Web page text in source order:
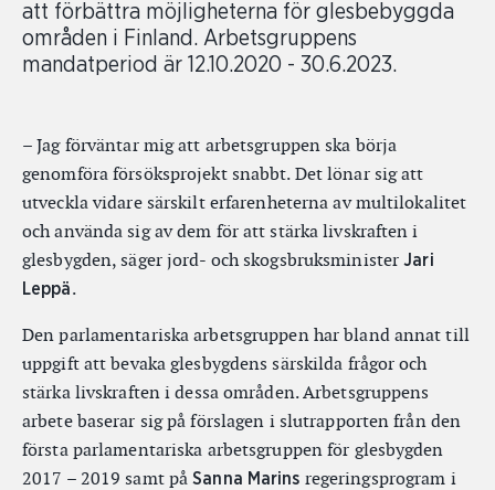
att förbättra möjligheterna för glesbebyggda
områden i Finland. Arbetsgruppens
mandatperiod är 12.10.2020 - 30.6.2023.
– Jag förväntar mig att arbetsgruppen ska börja
genomföra försöksprojekt snabbt. Det lönar sig att
utveckla vidare särskilt erfarenheterna av multilokalitet
och använda sig av dem för att stärka livskraften i
glesbygden, säger jord- och skogsbruksministerJari
Leppä.
Den parlamentariska arbetsgruppen har bland annat till
uppgift att bevaka glesbygdens särskilda frågor och
stärka livskraften i dessa områden. Arbetsgruppens
arbete baserar sig på förslagen i slutrapporten från den
första parlamentariska arbetsgruppen för glesbygden
2017 – 2019 samt påSanna Marins regeringsprogram i